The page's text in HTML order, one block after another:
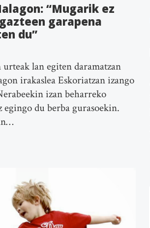
“Mugarik ez
garapena
du”
lan egiten daramatzan
irakaslea Eskoriatzan izango
izan beharreko
egingo du berba gurasoekin.